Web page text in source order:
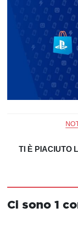
TI È PIACIUTO
Ci sono 1